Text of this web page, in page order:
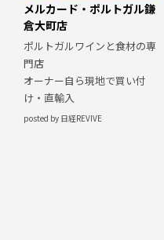
メルカード・ポルトガル鎌
倉大町店
ポルトガルワインと食材の専
門店
オーナー自ら現地で買い付
け・直輸入
posted by 日経REVIVE